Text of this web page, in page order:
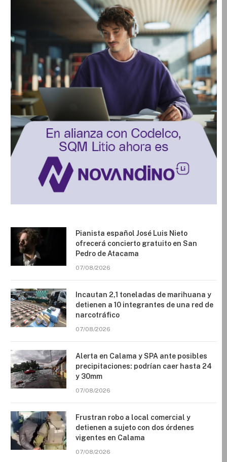
Pianista español José Luis Nieto
ofrecerá concierto gratuito en San
Pedro de Atacama
07/08/2026
Incautan 2,1 toneladas de marihuana y
detienen a 10 integrantes de una red de
narcotráfico
07/08/2026
Alerta en Calama y SPA ante posibles
precipitaciones: podrían caer hasta 24
y 30mm
07/08/2026
Frustran robo a local comercial y
detienen a sujeto con dos órdenes
vigentes en Calama
07/08/2026